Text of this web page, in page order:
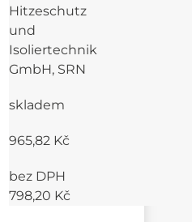
Hitzeschutz
und
Isoliertechnik
GmbH, SRN
skladem
965,82 Kč
bez DPH
798,20 Kč